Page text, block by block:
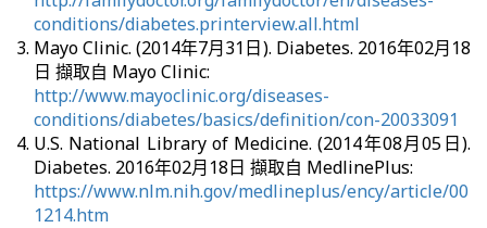
conditions/diabetes.printerview.all.html
Mayo Clinic. (2014年7月31日). Diabetes. 2016年02月18
日 擷取自 Mayo Clinic:
http://www.mayoclinic.org/diseases-
conditions/diabetes/basics/definition/con-20033091
U.S. National Library of Medicine. (2014年08月05日).
Diabetes. 2016年02月18日 擷取自 MedlinePlus:
https://www.nlm.nih.gov/medlineplus/ency/article/00
1214.htm